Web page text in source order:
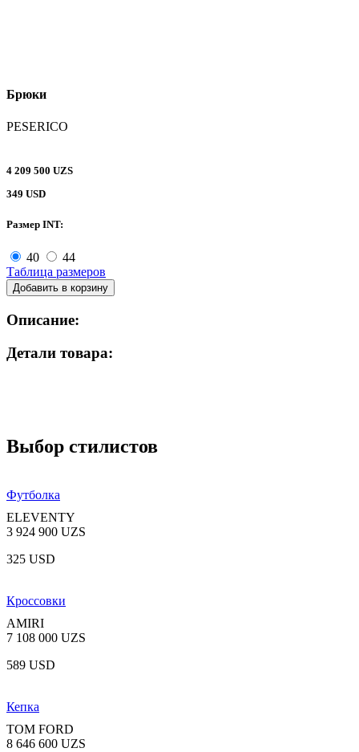
Брюки
PESERICO
4 209 500 UZS
349 USD
Размер INT:
40
44
Таблица размеров
Добавить в корзину
Описание:
Детали товара:
Выбор стилистов
Футболка
ELEVENTY
3 924 900 UZS
325 USD
Кроссовки
AMIRI
7 108 000 UZS
589 USD
Кепка
TOM FORD
8 646 600 UZS